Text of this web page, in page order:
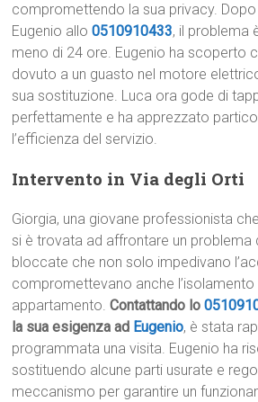
compromettendo la sua privacy.
Eugenio allo0510910433, il problema
meno di 24 ore. Eugenio ha scoperto
dovuto a un guasto nel motore
sua sostituzione. Luca ora gode di
perfettamente e ha apprezzato
l’efficienza del servizio.
Intervento in Via degli Orti
Giorgia, una giovane professionista
si è trovata ad affrontare un problema
bloccate che non solo impedivano
compromettevano anche
appartamento.Contattando lo
la sua esigenza ad Eugenio, è stata
programmata una visita. Eugenio ha
sostituendo alcune parti usurate e
meccanismo per garantire un